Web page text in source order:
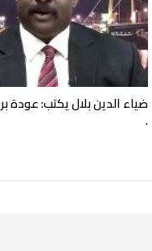
ضياء الدين بلال يكتب: عودة
.